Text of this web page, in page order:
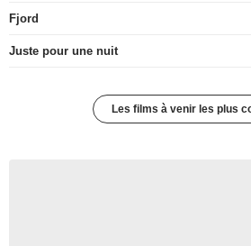
Fjord
Juste pour une nuit
Les films à venir les plus